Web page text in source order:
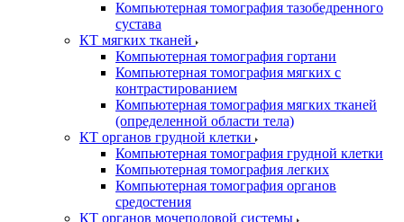
Компьютерная томография тазобедренного
сустава
КТ мягких тканей
Компьютерная томография гортани
Компьютерная томография мягких с
контрастированием
Компьютерная томография мягких тканей
(определенной области тела)
КТ органов грудной клетки
Компьютерная томография грудной клетки
Компьютерная томография легких
Компьютерная томография органов
средостения
КТ органов мочеполовой системы